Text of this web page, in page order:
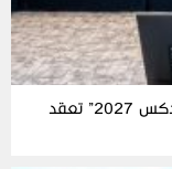
اللجنة العليا المنظمة لمعرضي “آيدكس ونافدكس 2027” تعقد